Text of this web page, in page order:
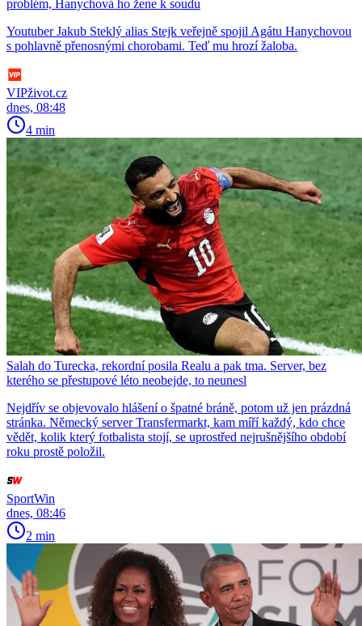
problém, Hanychová ho žene k soudu
Youtuber Jakub Steklý alias Stejk veřejně spojil Agátu Hanychovou
s pohlavně přenosnými chorobami. Teď mu hrozí žaloba.
VIPživot.cz
dnes, 08:48
4 min
Salah do Turecka, rekordní posila Realu a pak tma. Server, bez
kterého se přestupové léto neobejde, to neunesl
Nejdřív se objevovalo hlášení o špatné bráně, potom už jen prázdná
stránka. Německý server Transfermarkt, kam míří každý, kdo chce
vědět, kolik který fotbalista stojí, se uprostřed nejrušnějšího období
roku prostě položil.
SportWin
dnes, 08:46
2 min